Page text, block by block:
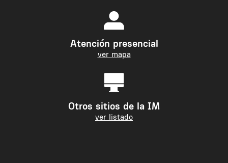
Atención presencial
ver mapa
Otros sitios de la IM
ver listado